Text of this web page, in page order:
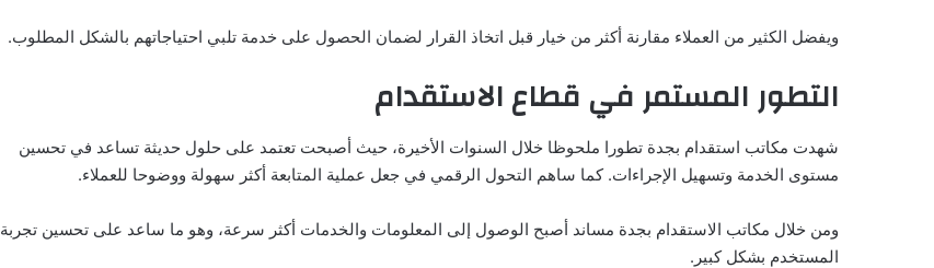
ويفضل الكثير من العملاء مقارنة أكثر من خيار قبل اتخاذ القرار لضمان الحصول على خدمة تلبي احتياجاتهم بالشكل المطلوب.
التطور المستمر في قطاع الاستقدام
شهدت مكاتب استقدام بجدة تطورا ملحوظا خلال السنوات الأخيرة، حيث أصبحت تعتمد على حلول حديثة تساعد في تحسين
مستوى الخدمة وتسهيل الإجراءات. كما ساهم التحول الرقمي في جعل عملية المتابعة أكثر سهولة ووضوحا للعملاء.
ومن خلال مكاتب الاستقدام بجدة مساند أصبح الوصول إلى المعلومات والخدمات أكثر سرعة، وهو ما ساعد على تحسين تجربة
المستخدم بشكل كبير.